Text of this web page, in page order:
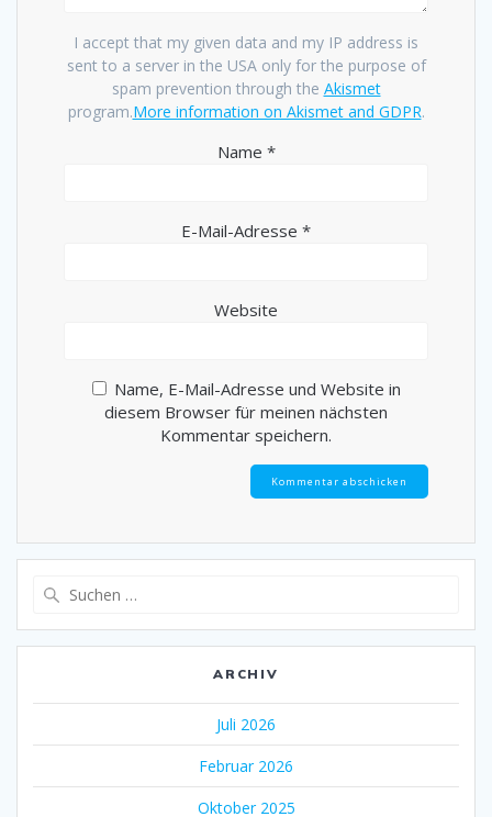
I accept that my given data and my IP address is
sent to a server in the USA only for the purpose of
spam prevention through the Akismet
program.More information on Akismet and GDPR.
Name *
E-Mail-Adresse *
Website
Name, E-Mail-Adresse und Website in
diesem Browser für meinen nächsten
Kommentar speichern.
ARCHIV
Juli 2026
Februar 2026
Oktober 2025